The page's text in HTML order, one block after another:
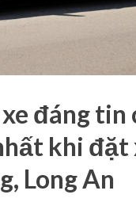
đáng tin
khi đặt
Long An